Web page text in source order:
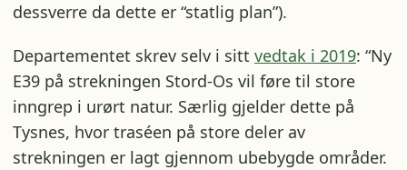
dessverre da dette er “statlig plan”).
Departementet skrev selv i sitt vedtak i 2019: “Ny
E39 på strekningen Stord-Os vil føre til store
inngrep i urørt natur. Særlig gjelder dette på
Tysnes, hvor traséen på store deler av
strekningen er lagt gjennom ubebygde områder.